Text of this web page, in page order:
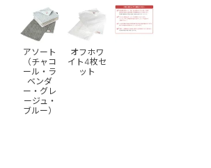
アソート
（チャコ
ール・ラ
ベンダ
ー・グレ
ージュ・
ブルー）
オフホワ
イト4枚セ
ット